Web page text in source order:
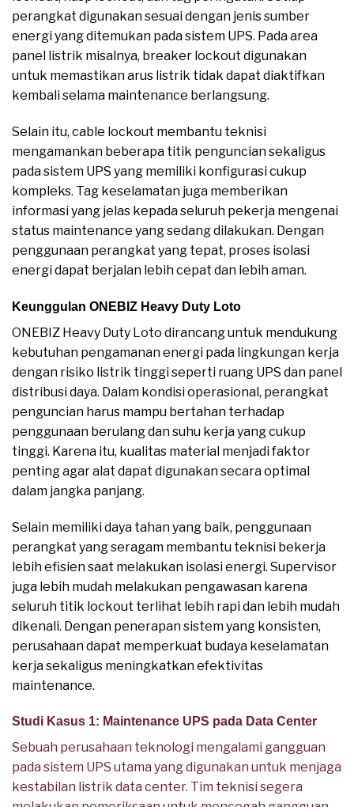
perangkat digunakan sesuai dengan jenis sumber
energi yang ditemukan pada sistem UPS. Pada area
panel listrik misalnya, breaker lockout digunakan
untuk memastikan arus listrik tidak dapat diaktifkan
kembali selama maintenance berlangsung.
Selain itu, cable lockout membantu teknisi
mengamankan beberapa titik penguncian sekaligus
pada sistem UPS yang memiliki konfigurasi cukup
kompleks. Tag keselamatan juga memberikan
informasi yang jelas kepada seluruh pekerja mengenai
status maintenance yang sedang dilakukan. Dengan
penggunaan perangkat yang tepat, proses isolasi
energi dapat berjalan lebih cepat dan lebih aman.
Keunggulan ONEBIZ Heavy Duty Loto
ONEBIZ Heavy Duty Loto dirancang untuk mendukung
kebutuhan pengamanan energi pada lingkungan kerja
dengan risiko listrik tinggi seperti ruang UPS dan panel
distribusi daya. Dalam kondisi operasional, perangkat
penguncian harus mampu bertahan terhadap
penggunaan berulang dan suhu kerja yang cukup
tinggi. Karena itu, kualitas material menjadi faktor
penting agar alat dapat digunakan secara optimal
dalam jangka panjang.
Selain memiliki daya tahan yang baik, penggunaan
perangkat yang seragam membantu teknisi bekerja
lebih efisien saat melakukan isolasi energi. Supervisor
juga lebih mudah melakukan pengawasan karena
seluruh titik lockout terlihat lebih rapi dan lebih mudah
dikenali. Dengan penerapan sistem yang konsisten,
perusahaan dapat memperkuat budaya keselamatan
kerja sekaligus meningkatkan efektivitas
maintenance.
Studi Kasus 1: Maintenance UPS pada Data Center
Sebuah perusahaan teknologi mengalami gangguan
pada sistem UPS utama yang digunakan untuk menjaga
kestabilan listrik data center. Tim teknisi segera